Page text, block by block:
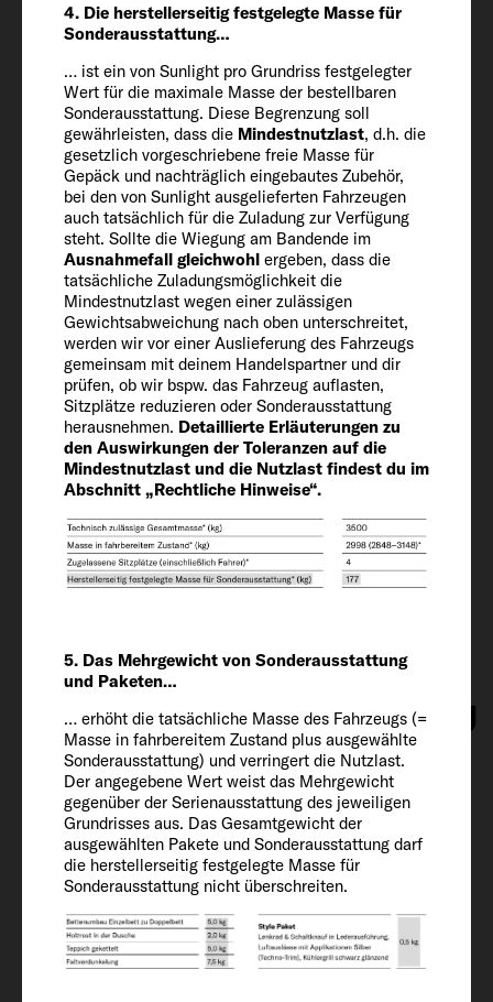
4. Die herstellerseitig festgelegte Masse für
Sonderausstattung…
… ist ein von Sunlight pro Grundriss festgelegter
Wert für die maximale Masse der bestellbaren
Sonderausstattung. Diese Begrenzung soll
gewährleisten, dass die Mindestnutzlast, d.h. die
gesetzlich vorgeschriebene freie Masse für
Gepäck und nachträglich eingebautes Zubehör,
bei den von Sunlight ausgelieferten Fahrzeugen
auch tatsächlich für die Zuladung zur Verfügung
steht. Sollte die Wiegung am Bandende im
Ausnahmefall gleichwohl ergeben, dass die
tatsächliche Zuladungsmöglichkeit die
Mindestnutzlast wegen einer zulässigen
Gewichtsabweichung nach oben unterschreitet,
werden wir vor einer Auslieferung des Fahrzeugs
gemeinsam mit deinem Handelspartner und dir
prüfen, ob wir bspw. das Fahrzeug auflasten,
Sitzplätze reduzieren oder Sonderausstattung
herausnehmen. Detaillierte Erläuterungen zu
den Auswirkungen der Toleranzen auf die
Mindestnutzlast und die Nutzlast findest du im
Abschnitt „Rechtliche Hinweise“.
5. Das Mehrgewicht von Sonderausstattung
und Paketen…
… erhöht die tatsächliche Masse des Fahrzeugs (=
Masse in fahrbereitem Zustand plus ausgewählte
Sonderausstattung) und verringert die Nutzlast.
Der angegebene Wert weist das Mehrgewicht
gegenüber der Serienausstattung des jeweiligen
Grundrisses aus. Das Gesamtgewicht der
ausgewählten Pakete und Sonderausstattung darf
die herstellerseitig festgelegte Masse für
Sonderausstattung nicht überschreiten.
Sonderausstattung* (kg)
225
Technisch zulässige Gesamtmasse* (kg)
3500
Auflastung (optional)
3650
Anhängelast 12 % gebremst /
ungebremst
2000 / 750
Bereifung
215/70 R 15 CP
Radstand
Innenausstattung
Schlafplätze
2 + 3
Bettgröße vorne
195 x 140 - 110 OPT
Bettgröße hinten